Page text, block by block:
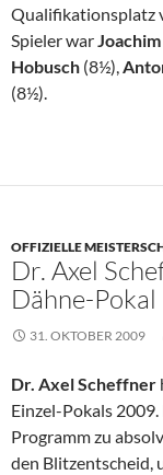
Qualifikationsplatz
Spieler war
Hobusch (8½),
(8½).
OFFIZIELLE
Dr. Axel
Dähne-Pokal
31. OKTOBER 2009
Dr. Axel Scheffner
Einzel-Pokals
Programm zu
den Blitzentscheid,